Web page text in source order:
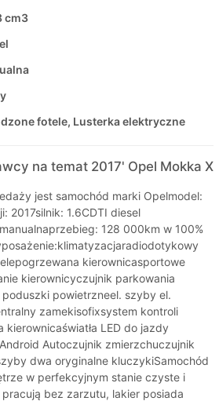
cm3
fotele, Lusterka elektryczne
na temat 2017' Opel Mokka X
jest samochód marki Opelmodel:
2017silnik: 1.6CDTI diesel
128 000km w 100%
kierownicasportowe
kierownicyczujnik parkowania
powietrzneel. szyby el.
zamekisofixsystem kontroli
LED do jazdy
Autoczujnik zmierzchuczujnik
dwa oryginalne kluczykiSamochód
w perfekcyjnym stanie czyste i
bez zarzutu, lakier posiada